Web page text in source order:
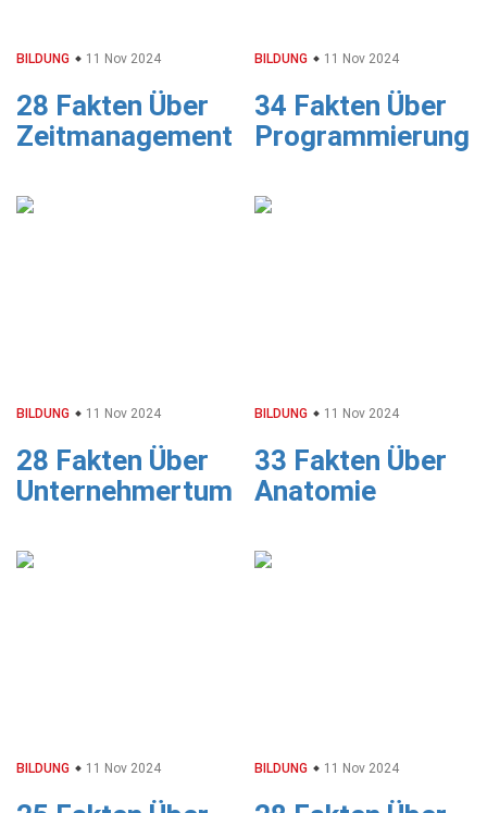
BILDUNG 11 Nov 2024
28 Fakten Über
Zeitmanagement
BILDUNG 11 Nov 2024
34 Fakten Über
Programmierung
BILDUNG 11 Nov 2024
28 Fakten Über
Unternehmertum
BILDUNG 11 Nov 2024
33 Fakten Über
Anatomie
BILDUNG 11 Nov 2024 BILDUNG 11 Nov 2024